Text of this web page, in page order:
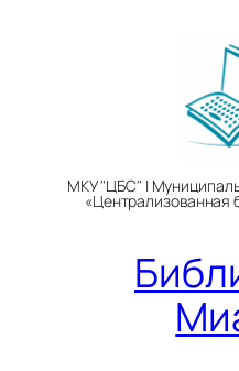
МКУ "ЦБС" |
«Централизованная